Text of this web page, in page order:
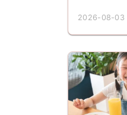
2026-08-03